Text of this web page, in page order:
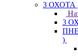
3 ОХОТА
3
)